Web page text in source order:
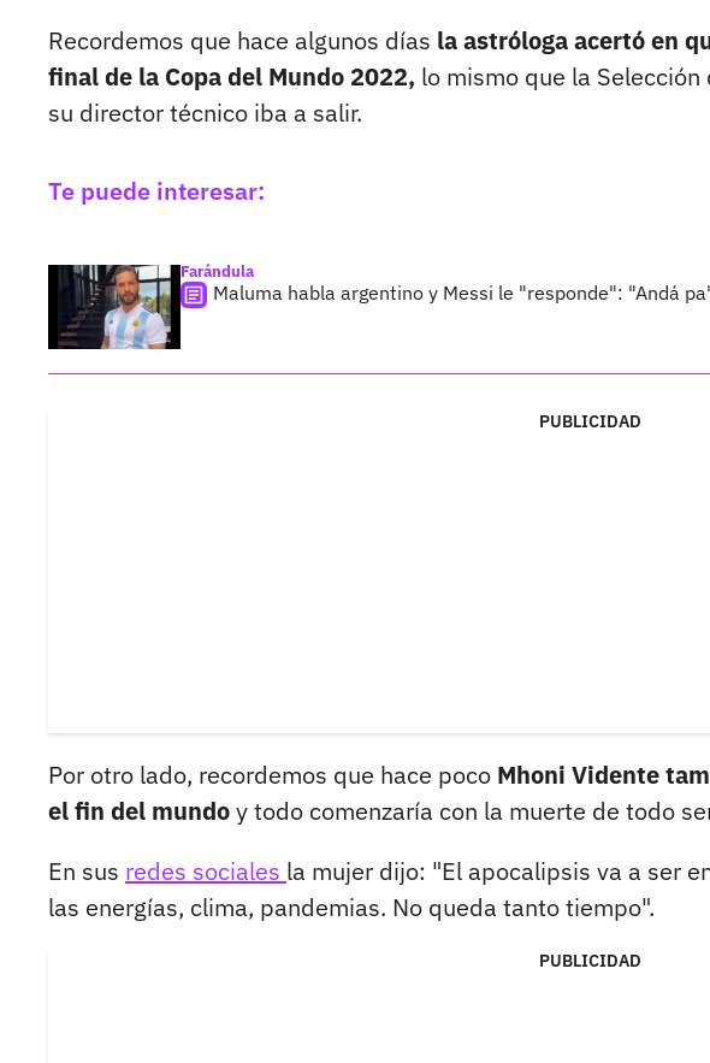
Recordemos que hace algunos días la astróloga acertó en
final de la Copa del Mundo 2022, lo mismo que la
su director técnico iba a salir.
Te puede interesar:
Farándula
Maluma habla argentino y Messi le "responde": "Andá
PUBLICIDAD
Por otro lado, recordemos que hace poco Mhoni Vidente
el fin del mundoy todo comenzaría con la muerte de todo
En sus redes sociales la mujer dijo: "El apocalipsis va a ser
las energías, clima, pandemias. No queda tanto tiempo".
PUBLICIDAD